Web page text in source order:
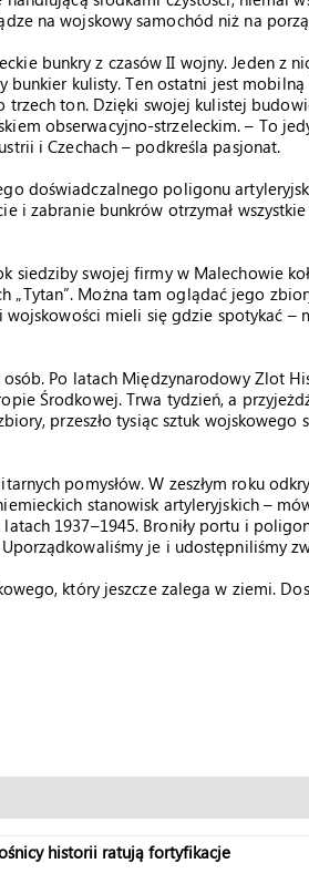
na wojskowy samochód niż na
bunkry z czasów II wojny. Jeden z
bunkier kulisty. Ten ostatni jest
trzech ton. Dzięki swojej kulistej
obserwacyjno-strzeleckim. – To
i Czechach – podkreśla pasjonat.
doświadczalnego poligonu
i zabranie bunkrów otrzymał
siedziby swojej firmy w Malechowie
„Tytan”. Można tam oglądać jego
wojskowości mieli się gdzie spotykać
osób. Po latach Międzynarodowy Zlot
Środkowej. Trwa tydzień, a
przeszło tysiąc sztuk wojskowego
pomysłów. W zeszłym roku
stanowisk artyleryjskich –
1937–1945. Broniły portu i
Uporządkowaliśmy je i udostępniliśmy
który jeszcze zalega w ziemi.
historii ratują fortyfikacje